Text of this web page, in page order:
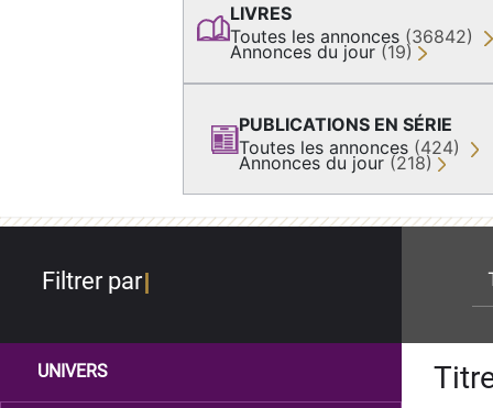
LIVRES
Toutes les annonces (36842)
Annonces du jour (19)
PUBLICATIONS EN SÉRIE
Toutes les annonces (424)
Annonces du jour (218)
Filtrer par
UNIVERS